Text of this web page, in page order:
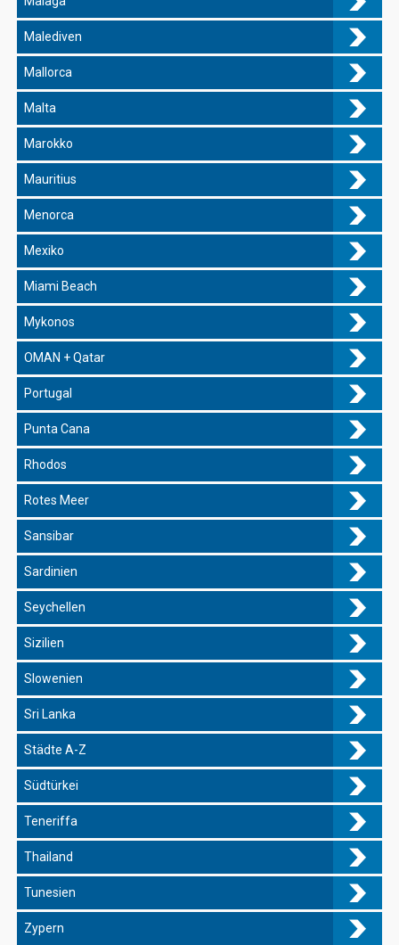
Malediven
Mallorca
Malta
Marokko
Mauritius
Menorca
Mexiko
Miami Beach
Mykonos
OMAN + Qatar
Portugal
Punta Cana
Rhodos
Rotes Meer
Sansibar
Sardinien
Seychellen
Sizilien
Slowenien
Sri Lanka
Städte A-Z
Südtürkei
Teneriffa
Thailand
Tunesien
Zypern